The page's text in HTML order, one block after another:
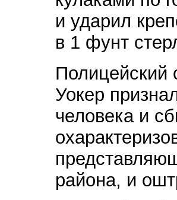
и ударил
в 1 фунт
Полицейский
Уокер
человека и
района, и